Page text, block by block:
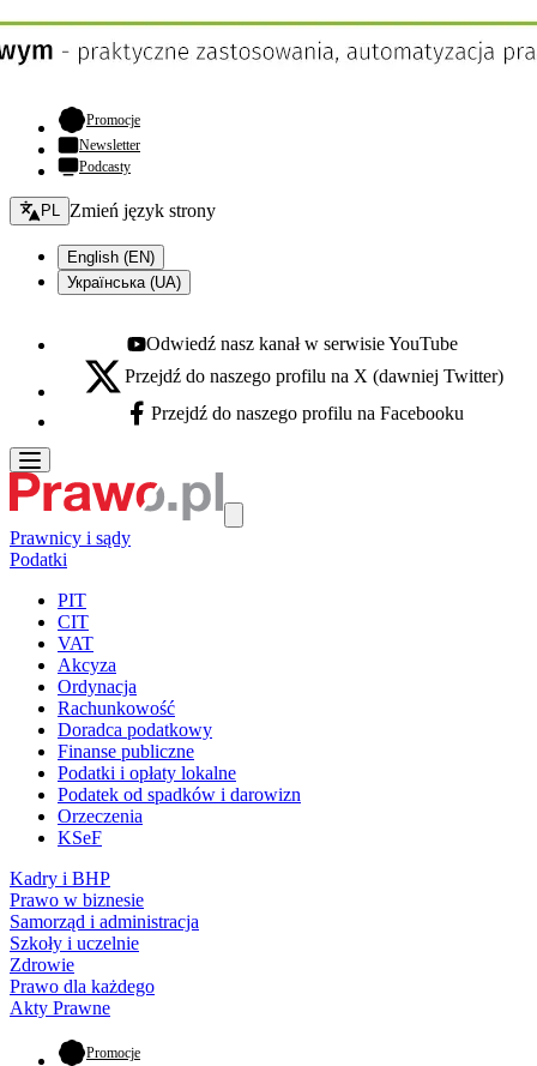
Promocje- otwiera się w nowej karcie
Newsletter
Podcasty
Zmień język - bieżący:
PL Zmień język strony
English (EN)
Українська (UA)
Youtube - otwiera się w nowej karcie
Odwiedź nasz kanał w serwisie YouTube
X - otwiera się w nowej karcie
Przejdź do naszego profilu na X (dawniej Twitter)
Facebook - otwiera się w nowej karcie
Przejdź do naszego profilu na Facebooku
Prawnicy i sądy
Podatki
PIT
CIT
VAT
Akcyza
Ordynacja
Rachunkowość
Doradca podatkowy
Finanse publiczne
Podatki i opłaty lokalne
Podatek od spadków i darowizn
Orzeczenia
KSeF
Kadry i BHP
Prawo w biznesie
Samorząd i administracja
Szkoły i uczelnie
Zdrowie
Prawo dla każdego
Akty Prawne
Promocje- otwiera się w nowej karcie